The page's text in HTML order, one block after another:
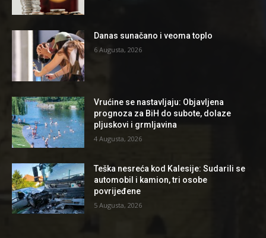
Danas sunačano i veoma toplo
6 Augusta, 2026
Vrućine se nastavljaju: Objavljena
prognoza za BiH do subote, dolaze
pljuskovi i grmljavina
4 Augusta, 2026
Teška nesreća kod Kalesije: Sudarili se
automobil i kamion, tri osobe
povrijeđene
5 Augusta, 2026